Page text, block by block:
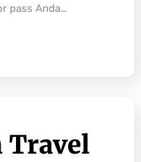
pass Anda…
Travel